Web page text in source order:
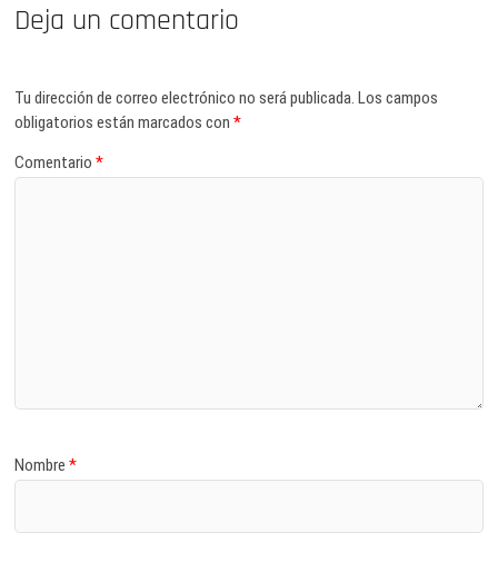
Deja un comentario
Tu dirección de correo electrónico no será publicada. Los campos
obligatorios están marcados con*
Comentario*
Nombre*